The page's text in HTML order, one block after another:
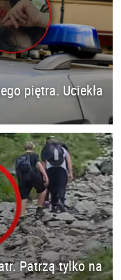
piętra. Uciekła
Patrzą tylko na